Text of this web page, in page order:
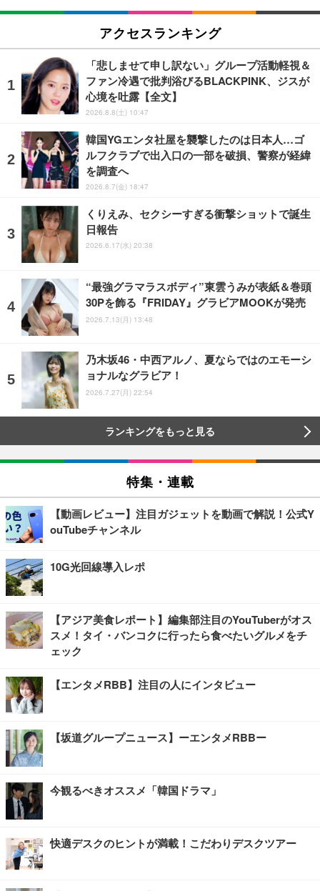
アクセスランキング
「悲しませて申し訳ない」グループ活動軽視＆
ファン冷遇で批判浴びるBLACKPINK、ジスが
心境を吐露【全文】
2026.8.8(土) 10:47
韓国YGエンタ社屋を襲撃したのは日本人…ゴ
ルフクラブで出入口の一部を破損、警察が経緯
を調査へ
2026.8.7(金) 18:47
くりえみ、セクシーすぎる衝撃ショットで誕生
日報告
2026.6.17(水) 20:38
“最強グラマラスボディ”東雲うみが表紙＆巻頭
30Pを飾る『FRIDAY』グラビアMOOKが発売
2026.7.13(月) 13:48
乃木坂46・中西アルノ、夏ならではのエモーシ
ョナルなグラビア！
2026.7.27(月) 22:54
ランキングをもっと見る
特集・連載
【動画レビュー】注目ガジェットを動画で解説！公式Y
ouTubeチャンネル
10G光回線導入レポ
【アジア美食レポート】編集部注目のYouTuberがオス
スメ！タイ・バンコクに行ったら食べたいグルメをチ
ェック
【エンタメRBB】注目の人にインタビュー
【坂道グループニュース】ーエンタメRBBー
今観るべきオススメ「韓国ドラマ」
快適デスクのヒントが満載！こだわりデスクツアー